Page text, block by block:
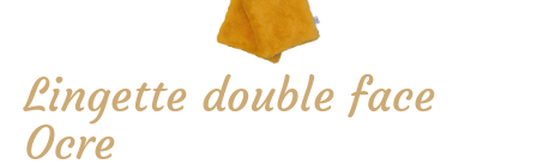
Lingette double face
Ocre